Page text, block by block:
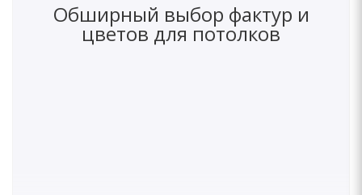
Обширный выбор фактур и
цветов для потолков